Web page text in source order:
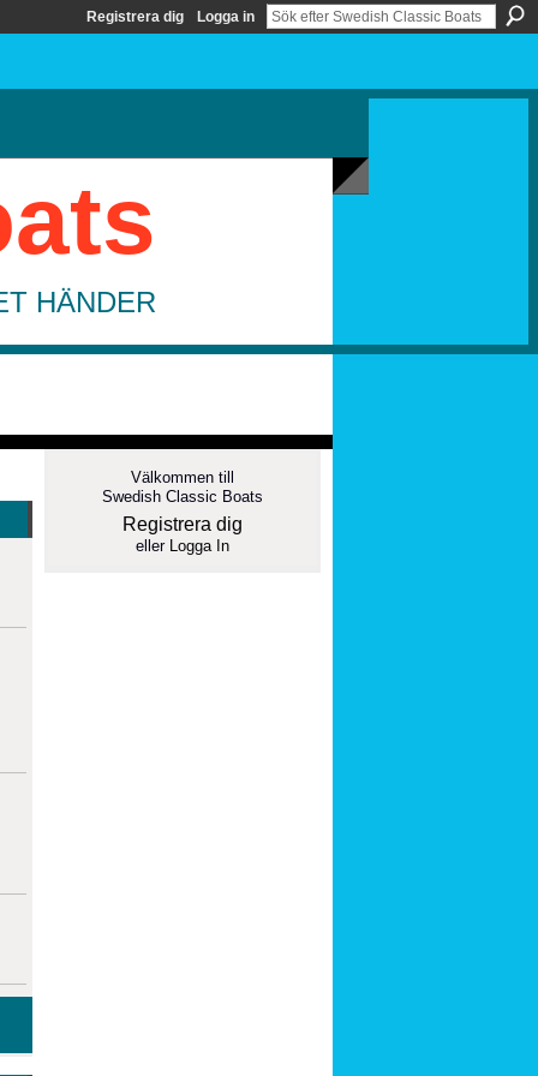
Registrera dig Logga in
HÄNDER
Välkommen till
Swedish Classic Boats
Registrera dig
eller Logga In